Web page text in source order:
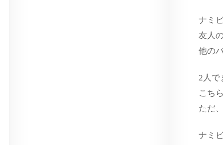
ナミ
友人
他の
2人で
こち
ただ
ナミ